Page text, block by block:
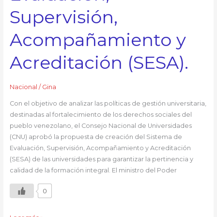
Supervisión,
Acompañamiento y
Acreditación (SESA).
Nacional / Gina
Con el objetivo de analizar las políticas de gestión universitaria,
destinadas al fortalecimiento de los derechos sociales del
pueblo venezolano, el Consejo Nacional de Universidades
(CNU) aprobó la propuesta de creación del Sistema de
Evaluación, Supervisión, Acompañamiento y Acreditación
(SESA) de las universidades para garantizar la pertinencia y
calidad de la formación integral. El ministro del Poder
0